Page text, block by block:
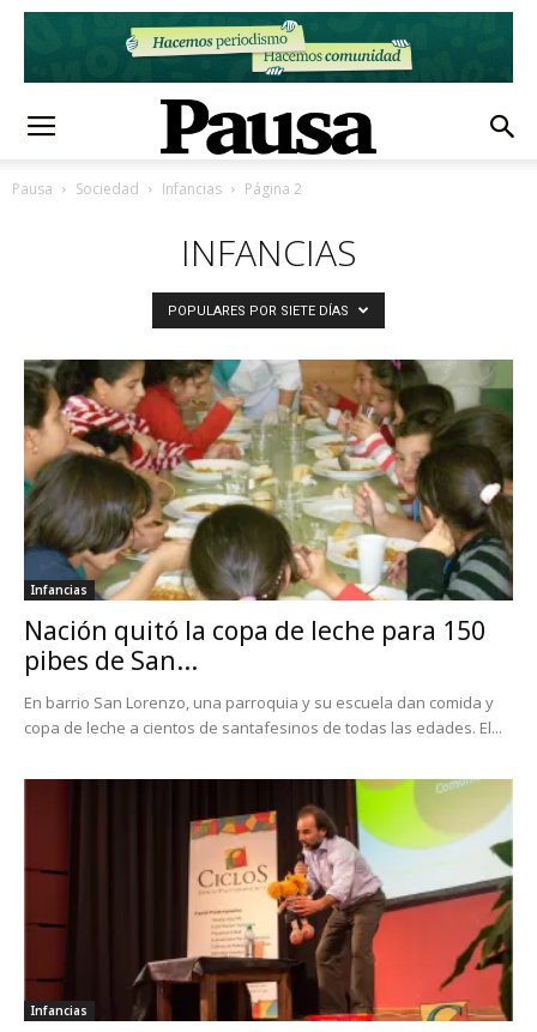
Pausa Sociedad Infancias Página 2
INFANCIAS
POPULARES POR SIETE DÍAS
Infancias
Nación quitó la copa de leche para 150
pibes de San...
En barrio San Lorenzo, una parroquia y su escuela dan comida y
copa de leche a cientos de santafesinos de todas las edades. El...
Infancias